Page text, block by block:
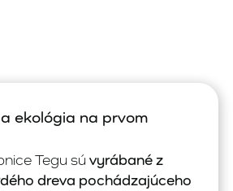
ekológia na prvom
Tegu sú vyrábané z
dreva pochádzajúceho